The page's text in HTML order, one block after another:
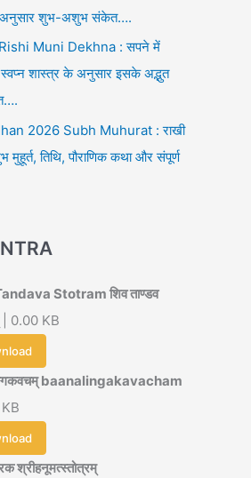
अनुसार शुभ-अशुभ संकेत….
Muni Dekhna : सपने में
शास्त्र के अनुसार इसके अद्भुत
2026 Subh Muhurat : राखी
तिथि, पौराणिक कथा और संपूर्ण
Stotram शिव ताण्डव
| 0.00 KB
baanalingakavacham
KB
श्रीहनूमत्स्तोत्रम्